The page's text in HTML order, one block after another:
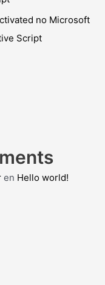
no Microsoft
Script
en Hello world!